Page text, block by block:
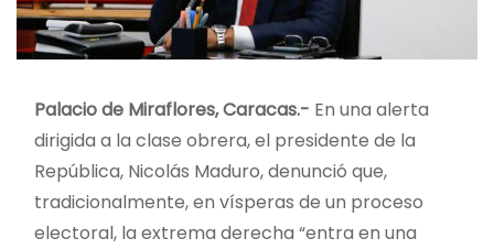
Palacio de Miraflores, Caracas.- En una alerta
dirigida a la clase obrera, el presidente de la
República, Nicolás Maduro, denunció que,
tradicionalmente, en vísperas de un proceso
electoral, la extrema derecha “entra en una